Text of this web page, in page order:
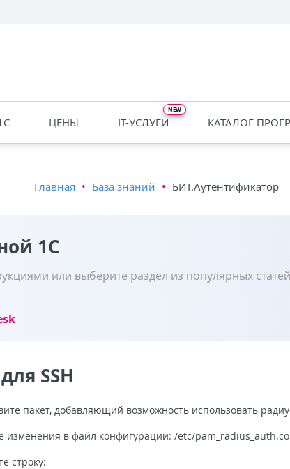
ЦЕНЫ IT-УСЛУГИ КАТАЛОГ
Главная • База знаний • БИТ.Аутентификатор
1С
или выберите раздел из популярных статей
SSH
пакет, добавляющий возможность использовать
изменения в файл конфигурации: /etc/
строку: